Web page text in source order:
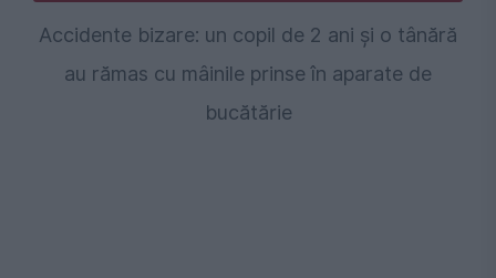
Accidente bizare: un copil de 2 ani și o tânără
au rămas cu mâinile prinse în aparate de
bucătărie